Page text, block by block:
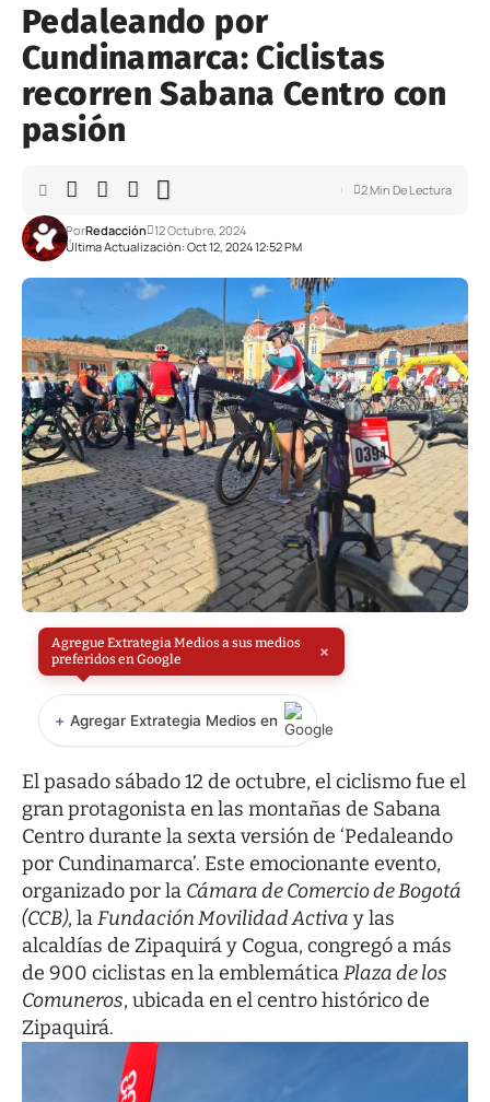
Pedaleando por
Cundinamarca: Ciclistas
recorren Sabana Centro con
pasión
Última Actualización: Oct 12, 2024 12:52 PM
PorRedacción 12 Octubre, 2024
2 Min De Lectura
Agregue Extrategia Medios a sus medios
preferidos en Google
×
+ Agregar Extrategia Medios en
El pasado sábado 12 de octubre, el ciclismo fue el
gran protagonista en las montañas de Sabana
Centro durante la sexta versión de ‘Pedaleando
por Cundinamarca’. Este emocionante evento,
organizado por la Cámara de Comercio de Bogotá
(CCB), laFundación Movilidad Activa y las
alcaldías de Zipaquirá y Cogua, congregó a más
de 900 ciclistas en la emblemáticaPlaza de los
Comuneros, ubicada en el centro histórico de
Zipaquirá.